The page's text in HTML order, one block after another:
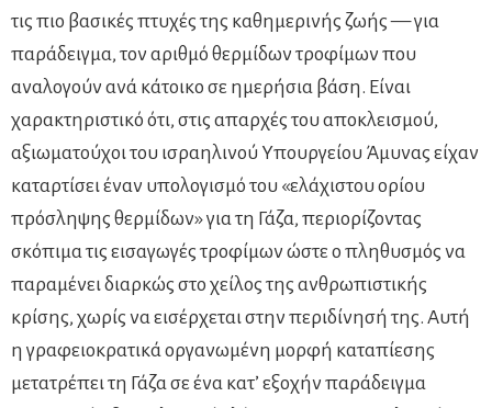
τις πιο βασικές πτυχές της καθημερινής ζωής — για
παράδειγμα, τον αριθμό θερμίδων τροφίμων που
αναλογούν ανά κάτοικο σε ημερήσια βάση. Είναι
χαρακτηριστικό ότι, στις απαρχές του αποκλεισμού,
αξιωματούχοι του ισραηλινού Υπουργείου Άμυνας είχαν
καταρτίσει έναν υπολογισμό του «ελάχιστου ορίου
πρόσληψης θερμίδων» για τη Γάζα, περιορίζοντας
σκόπιμα τις εισαγωγές τροφίμων ώστε ο πληθυσμός να
παραμένει διαρκώς στο χείλος της ανθρωπιστικής
κρίσης, χωρίς να εισέρχεται στην περιδίνησή της. Αυτή
η γραφειοκρατικά οργανωμένη μορφή καταπίεσης
μετατρέπει τη Γάζα σε ένα κατ’ εξοχήν παράδειγμα